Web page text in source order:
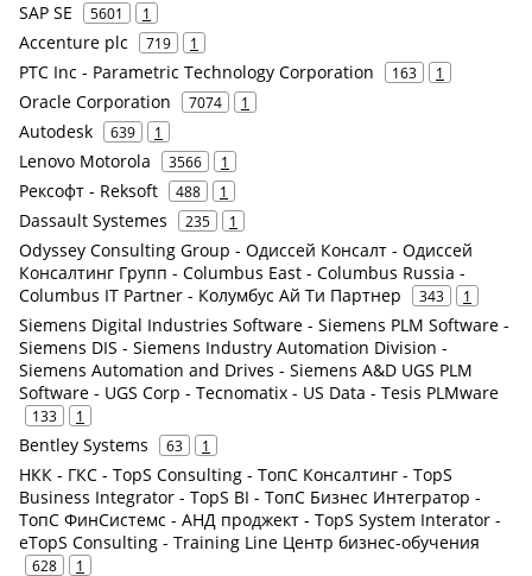
SAP SE 5601 1
Accenture plc 719 1
PTC Inc - Parametric Technology Corporation 163 1
Oracle Corporation 7074 1
Autodesk 639 1
Lenovo Motorola 3566 1
Рексофт - Reksoft 488 1
Dassault Systemes 235 1
Odyssey Consulting Group - Одиссей Консалт - Одиссей
Консалтинг Групп - Columbus East - Columbus Russia -
Columbus IT Partner - Колумбус Ай Ти Партнер
343 1
Siemens Digital Industries Software - Siemens PLM Software -
Siemens DIS - Siemens Industry Automation Division -
Siemens Automation and Drives - Siemens A&D UGS PLM
Software - UGS Corp - Tecnomatix - US Data - Tesis PLMware
133 1
Bentley Systems 63 1
НКК - ГКС - TopS Consulting - ТопС Консалтинг - TopS
Business Integrator - TopS BI - ТопС Бизнес Интегратор -
ТопС ФинСистемс - АНД проджект - TopS System Interator -
eTopS Consulting - Training Line Центр бизнес-обучения
628 1